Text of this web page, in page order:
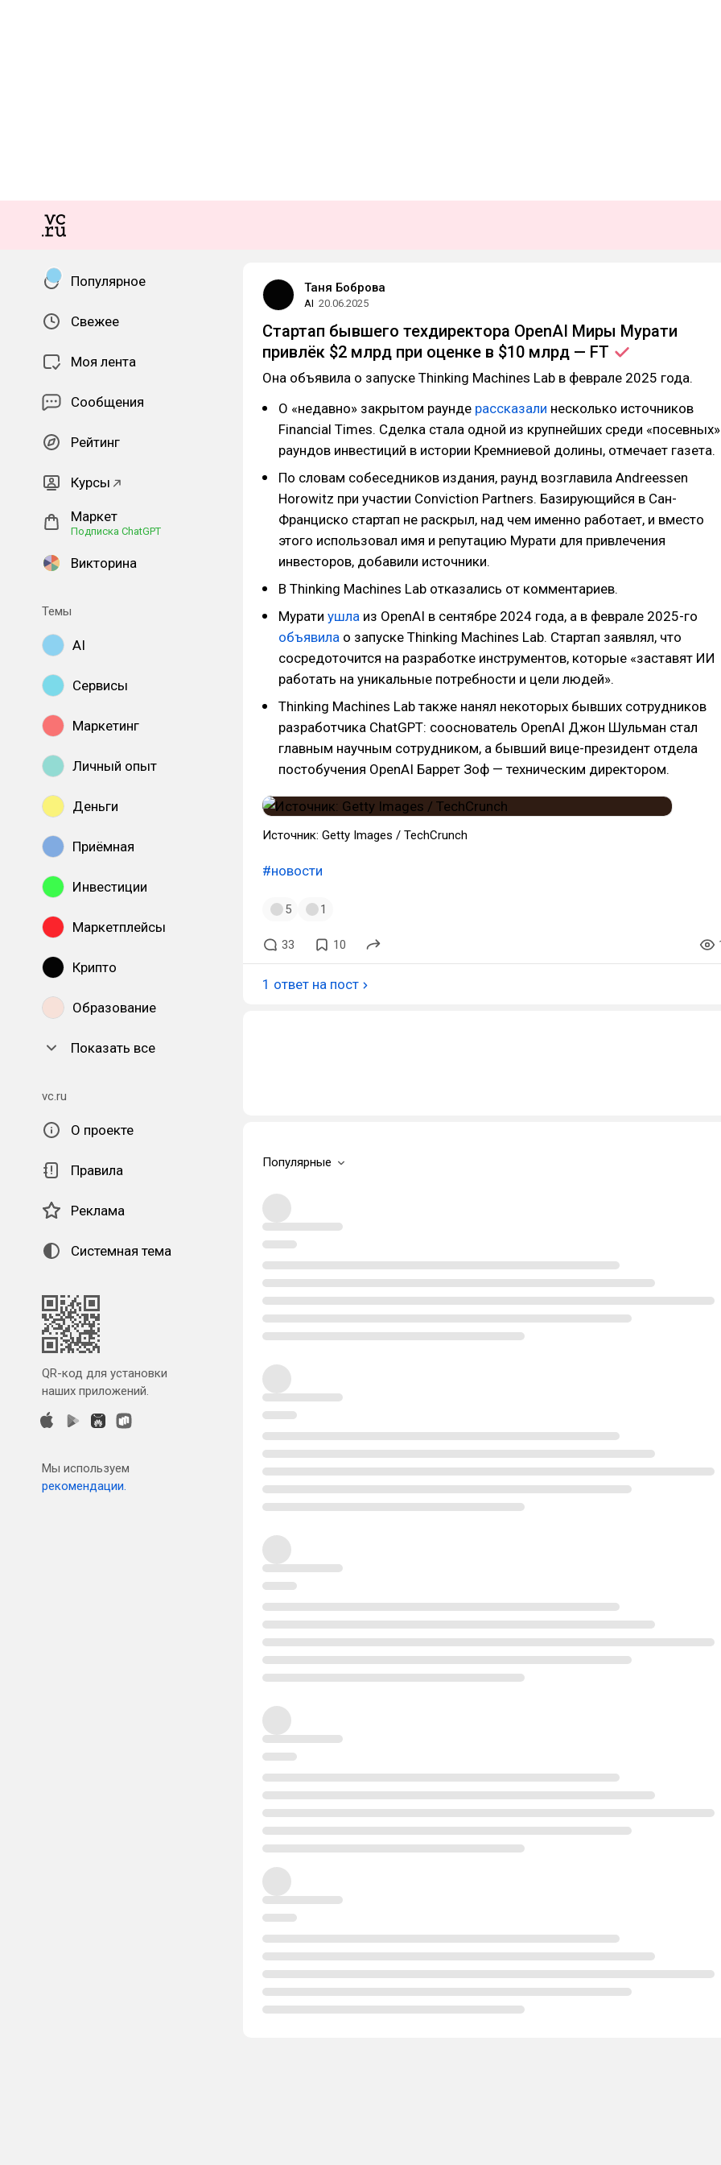
Популярное
Свежее
Моя лента
Сообщения
Рейтинг
Курсы
Маркет
Подписка ChatGPT
Викторина
Темы
AI
Сервисы
Маркетинг
Личный опыт
Деньги
Приёмная
Инвестиции
Маркетплейсы
Крипто
Образование
Показать все
vc.ru
О проекте
Правила
Реклама
Системная тема
QR-код для установки
наших приложений.
Мы используем
рекомендации.
Таня Боброва
AI 20.06.2025
Стартап бывшего техдиректора OpenAI Миры Мурати
привлёк $2 млрд при оценке в $10 млрд — FT
Она объявила о запуске Thinking Machines Lab в феврале 2025 года.
О «недавно» закрытом раунде рассказали несколько источников
Financial Times. Сделка стала одной из крупнейших среди «посевных»
раундов инвестиций в истории Кремниевой долины, отмечает газета.
По словам собеседников издания, раунд возглавила Andreessen
Horowitz при участии Conviction Partners. Базирующийся в Сан-
Франциско стартап не раскрыл, над чем именно работает, и вместо
этого использовал имя и репутацию Мурати для привлечения
инвесторов, добавили источники.
В Thinking Machines Lab отказались от комментариев.
Мурати ушла из OpenAI в сентябре 2024 года, а в феврале 2025-го
объявила о запуске Thinking Machines Lab. Стартап заявлял, что
сосредоточится на разработке инструментов, которые «заставят ИИ
работать на уникальные потребности и цели людей».
Thinking Machines Lab также нанял некоторых бывших сотрудников
разработчика ChatGPT: сооснователь OpenAI Джон Шульман стал
главным научным сотрудником, а бывший вице-президент отдела
постобучения OpenAI Баррет Зоф — техническим директором.
Источник: Getty Images / TechCrunch
#новости
5 1
33 10
1 ответ на пост
Популярные